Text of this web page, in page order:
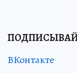
ВКонтакте